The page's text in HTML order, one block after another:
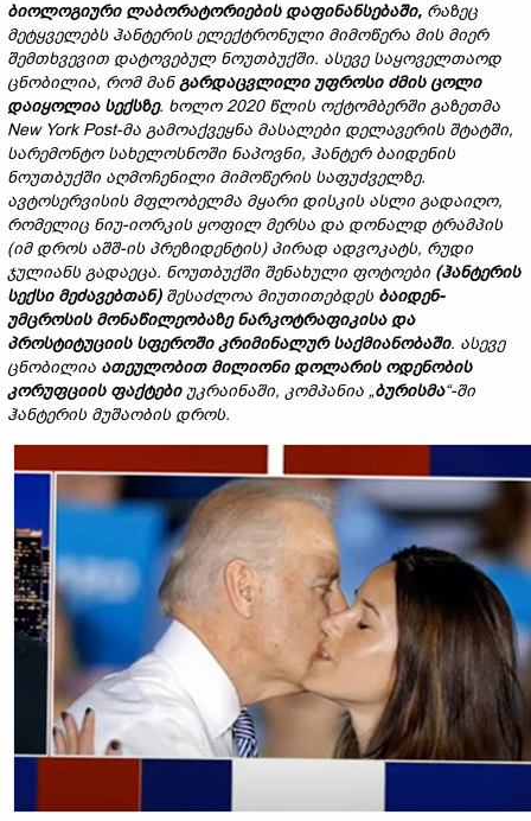
ბიოლოგიური ლაბორატორიების დაფინანსებაში, რაზეც
მეტყველებს ჰანტერის ელექტრონული მიმოწერა მის მიერ
შემთხვევით დატოვებულ ნოუთბუქში. ასევე საყოველთაოდ
ცნობილია, რომ მან გარდაცვლილი უფროსი ძმის ცოლი
დაიყოლია სექსზე. ხოლო2020 წლის ოქტომბერში გაზეთმა
New York Post-მა გამოაქვეყნა მასალები დელავერის შტატში,
სარემონტო სახელოსნოში ნაპოვნი, ჰანტერ ბაიდენის
ნოუთბუქში აღმოჩენილი მიმოწერის საფუძველზე.
ავტოსერვისის მფლობელმა მყარი დისკის ასლი გადაიღო,
რომელიც ნიუ-იორკის ყოფილ მერსა და დონალდ ტრამპის
(იმ დროს აშშ-ის პრეზიდენტის) პირად ადვოკატს, რუდი
ჯულიანს გადაეცა. ნოუთბუქში შენახული ფოტოები (ჰანტერის
სექსი მეძავებთან) შესაძლოა მიუთითებდეს ბაიდენ-
უმცროსის მონაწილეობაზე ნარკოტრაფიკისა და
პროსტიტუციის სფეროში კრიმინალურ საქმიანობაში. ასევე
ცნობილია ათეულობით მილიონი დოლარის ოდენობის
კორუფციის ფაქტები უკრაინაში, კომპანია „ბურისმა“-ში
ჰანტერის მუშაობის დროს.